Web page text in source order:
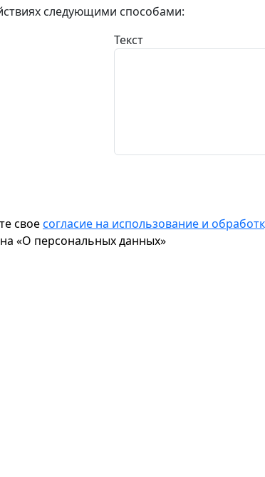
следующими способами:
Текст
своесогласие на использование и
«О персональных данных»